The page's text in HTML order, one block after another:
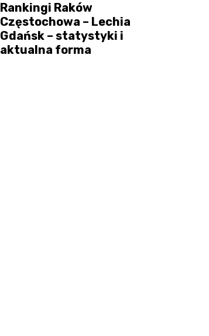
Rankingi Raków
Częstochowa – Lechia
Gdańsk – statystyki i
aktualna forma